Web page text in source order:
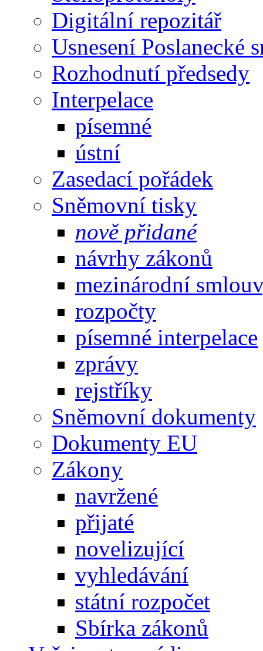
Digitální repozitář
Usnesení Poslanecké
Rozhodnutí předsedy
Interpelace
písemné
ústní
Zasedací pořádek
Sněmovní tisky
nově přidané
návrhy zákonů
mezinárodní
rozpočty
písemné interpelace
zprávy
rejstříky
Sněmovní dokumenty
Dokumenty EU
Zákony
navržené
přijaté
novelizující
vyhledávání
státní rozpočet
Sbírka zákonů